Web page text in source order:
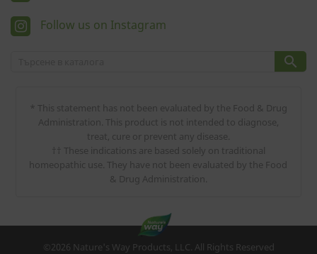
Follow us on Instagram

* This statement has not been evaluated by the Food & Drug
Administration. This product is not intended to diagnose,
treat, cure or prevent any disease.
†† These indications are based solely on traditional
homeopathic use. They have not been evaluated by the Food
& Drug Administration.
©2026 Nature's Way Products, LLC. All Rights Reserved